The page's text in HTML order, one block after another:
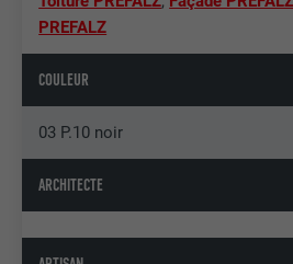
PREFALZ
COULEUR
03 P.10 noir
ARCHITECTE